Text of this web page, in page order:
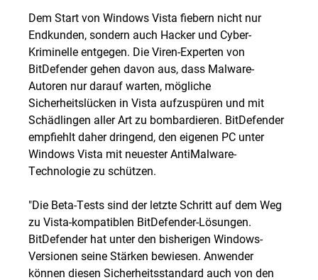
Dem Start von Windows Vista fiebern nicht nur
Endkunden, sondern auch Hacker und Cyber-
Kriminelle entgegen. Die Viren-Experten von
BitDefender gehen davon aus, dass Malware-
Autoren nur darauf warten, mögliche
Sicherheitslücken in Vista aufzuspüren und mit
Schädlingen aller Art zu bombardieren. BitDefender
empfiehlt daher dringend, den eigenen PC unter
Windows Vista mit neuester AntiMalware-
Technologie zu schützen.
"Die Beta-Tests sind der letzte Schritt auf dem Weg
zu Vista-kompatiblen BitDefender-Lösungen.
BitDefender hat unter den bisherigen Windows-
Versionen seine Stärken bewiesen. Anwender
können diesen Sicherheitsstandard auch von den